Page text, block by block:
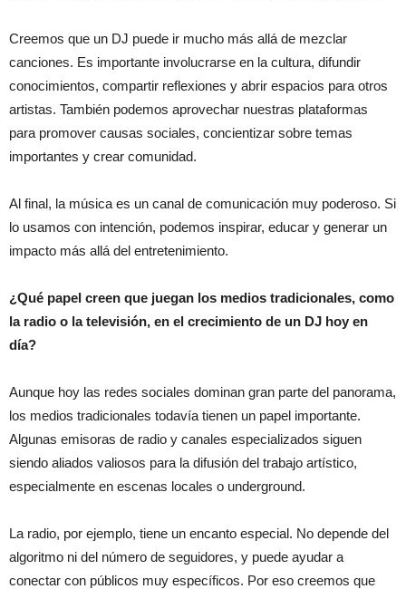
Creemos que un DJ puede ir mucho más allá de mezclar
canciones. Es importante involucrarse en la cultura, difundir
conocimientos, compartir reflexiones y abrir espacios para otros
artistas. También podemos aprovechar nuestras plataformas
para promover causas sociales, concientizar sobre temas
importantes y crear comunidad.
Al final, la música es un canal de comunicación muy poderoso. Si
lo usamos con intención, podemos inspirar, educar y generar un
impacto más allá del entretenimiento.
¿Qué papel creen que juegan los medios tradicionales, como
la radio o la televisión, en el crecimiento de un DJ hoy en
día?
Aunque hoy las redes sociales dominan gran parte del panorama,
los medios tradicionales todavía tienen un papel importante.
Algunas emisoras de radio y canales especializados siguen
siendo aliados valiosos para la difusión del trabajo artístico,
especialmente en escenas locales o underground.
La radio, por ejemplo, tiene un encanto especial. No depende del
algoritmo ni del número de seguidores, y puede ayudar a
conectar con públicos muy específicos. Por eso creemos que